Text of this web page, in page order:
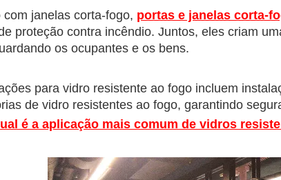
com janelas corta-fogo, portas e janelas corta-
proteção contra incêndio. Juntos, eles criam
os ocupantes e os bens.
para vidro resistente ao fogo incluem
de vidro resistentes ao fogo, garantindo
é a aplicação mais comum de vidros